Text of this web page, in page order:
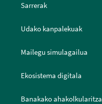
Sarrerak
Udako kanpalekuak
Mailegu simulagailua
Ekosistema digitala
Banakako ahakolkularitza